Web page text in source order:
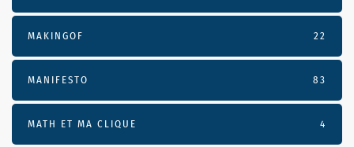
MAKINGOF 22
MANIFESTO 83
MATH ET MA CLIQUE 4